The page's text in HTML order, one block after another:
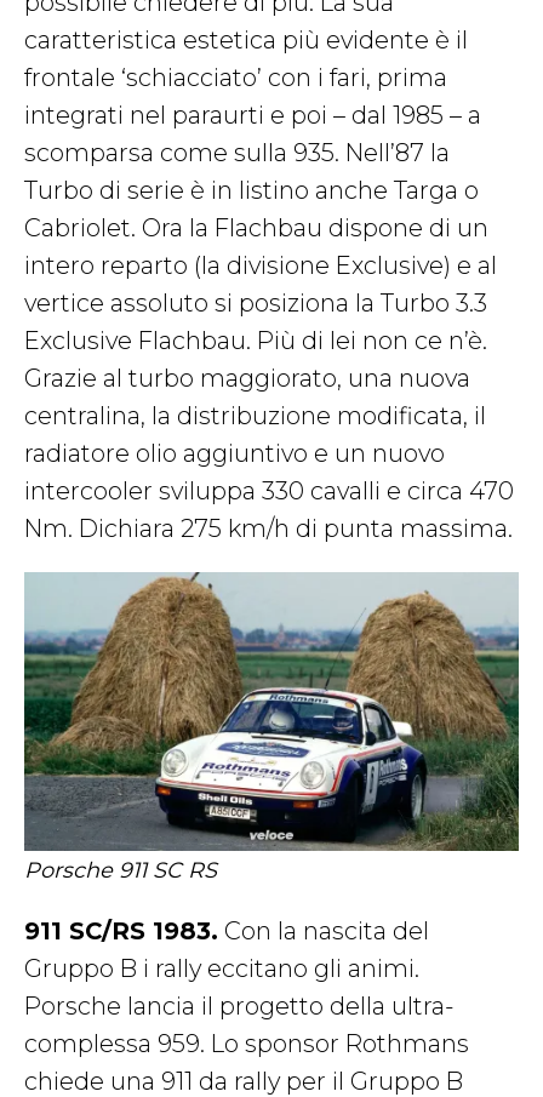
caratteristica estetica più evidente è il
frontale ‘schiacciato’ con i fari, prima
integrati nel paraurti e poi – dal 1985 – a
scomparsa come sulla 935. Nell’87 la
Turbo di serie è in listino anche Targa o
Cabriolet. Ora la Flachbau dispone di un
intero reparto (la divisione Exclusive) e al
vertice assoluto si posiziona la Turbo 3.3
Exclusive Flachbau. Più di lei non ce n’è.
Grazie al turbo maggiorato, una nuova
centralina, la distribuzione modificata, il
radiatore olio aggiuntivo e un nuovo
intercooler sviluppa 330 cavalli e circa 470
Nm. Dichiara 275 km/h di punta massima.
Porsche 911 SC RS
911 SC/RS 1983. Con la nascita del
Gruppo B i rally eccitano gli animi.
Porsche lancia il progetto della ultra-
complessa 959. Lo sponsor Rothmans
chiede una 911 da rally per il Gruppo B